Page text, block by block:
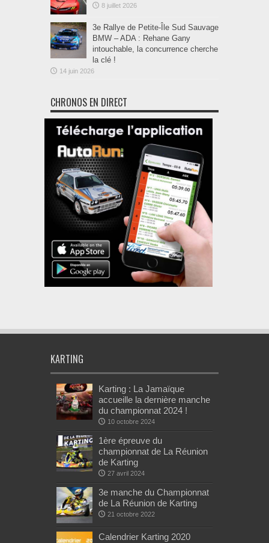
8 juillet 2026
3e Rallye de Petite-Île Sud Sauvage
BMW – ADA : Rehane Gany
intouchable, la concurrence cherche
la clé !
14 juin 2026
CHRONOS EN DIRECT
KARTING
Karting : La Jamaïque
accueille la dernière manche
du championnat 2024 !
10 octobre 2024
1ère épreuve du
championnat de La Réunion
de Karting
27 avril 2024
3e manche du Championnat
de La Réunion de Karting
21 octobre 2022
Calendrier Karting 2020